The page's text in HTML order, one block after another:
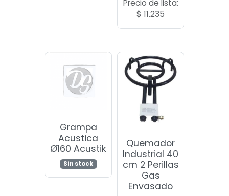
Precio de lista:
$ 11.235
Grampa
Acustica
Ø160 Acustik
Sin stock
Quemador
Industrial 40
cm 2 Perillas
Gas
Envasado